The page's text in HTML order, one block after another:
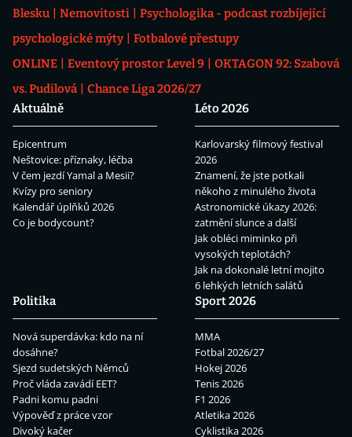
Blesku
Nemovitosti
Psychologika - podcast rozbíjející
psychologické mýty
Fotbalové přestupy
ONLINE
Eventový prostor Level 9
OKTAGON 92: Szabová
vs. Pudilová
Chance Liga 2026/27
Aktuálně
Epicentrum
Neštovice: příznaky, léčba
V čem jezdí Yamal a Mesii?
Kvízy pro seniory
Kalendář úplňků 2026
Co je bodycount?
Léto 2026
Karlovarský filmový festival
2026
Znamení, že jste potkali
někoho z minulého života
Astronomické úkazy 2026:
zatmění slunce a další
Jak obléci miminko při
vysokých teplotách?
Jak na dokonalé letní mojito
6 lehkých letních salátů
Politika
Nová superdávka: kdo na ní
dosáhne?
Sjezd sudetských Němců
Proč vláda zavádí EET?
Padni komu padni
Výpověď z práce vzor
Divoký kačer
Sport 2026
MMA
Fotbal 2026/27
Hokej 2026
Tenis 2026
F1 2026
Atletika 2026
Cyklistika 2026